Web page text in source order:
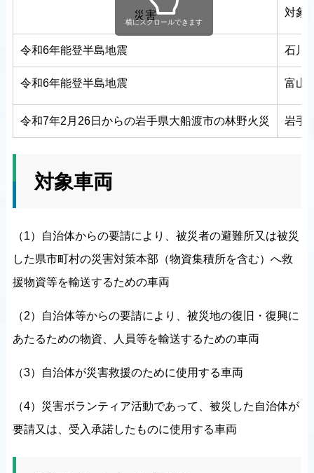
災害 対象
令和6年能登半島地震 石川
令和6年能登半島地震 富山
令和7年2月26日からの岩手県大船渡市の林野火災 岩手
横にスクロールできます
対象車両
（1）自治体からの要請により、被災者の避難所又は被災
した県市町村の災害対策本部（物資集積所を含む）へ救
援物資等を輸送するための車両
（2）自治体等からの要請により、被災地の復旧・復興に
あたるための物資、人員等を輸送するための車両
（3）自治体が災害救援のために使用する車両
（4）災害ボランティア活動であって、被災した自治体が
要請又は、受入承諾したものに使用する車両